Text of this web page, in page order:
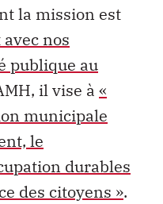
la mission est
nos
publique au
il vise à «
municipale
le
durables
des citoyens ».